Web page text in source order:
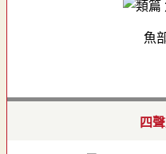
魚
四